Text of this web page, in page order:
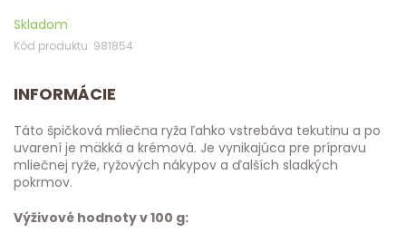
Skladom
Kód produktu: 981854
INFORMÁCIE
Táto špičková mliečna ryža ľahko vstrebáva tekutinu a po
uvarení je mäkká a krémová. Je vynikajúca pre prípravu
mliečnej ryže, ryžových nákypov a ďalších sladkých
pokrmov.
Výživové hodnoty v 100 g: